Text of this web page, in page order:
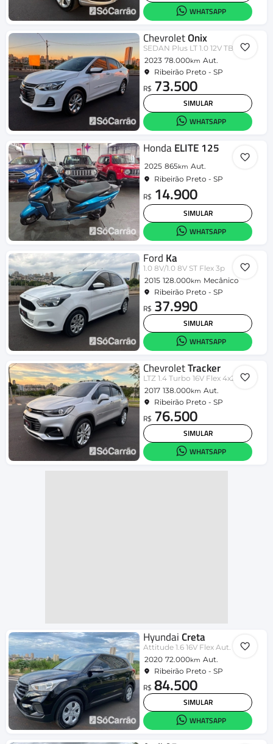
WHATSAPP
ChevroletOnix
SEDAN Plus LT 1.0 12V TB Flex Aut.
2023 78.000km Aut.
Ribeirão Preto - SP
R$ 73.500
SIMULAR
WHATSAPP
HondaELITE 125
2025 865km Aut.
Ribeirão Preto - SP
R$ 14.900
SIMULAR
WHATSAPP
Ford Ka
1.0 8V/1.0 8V ST Flex 3p
2015 128.000km Mecânico
Ribeirão Preto - SP
R$ 37.990
SIMULAR
WHATSAPP
ChevroletTracker
LTZ 1.4 Turbo 16V Flex 4x2 Aut.
2017 138.000km Aut.
Ribeirão Preto - SP
R$ 76.500
SIMULAR
WHATSAPP
Hyundai Creta
Attitude 1.6 16V Flex Aut.
2020 72.000km Aut.
Ribeirão Preto - SP
R$ 84.500
SIMULAR
WHATSAPP